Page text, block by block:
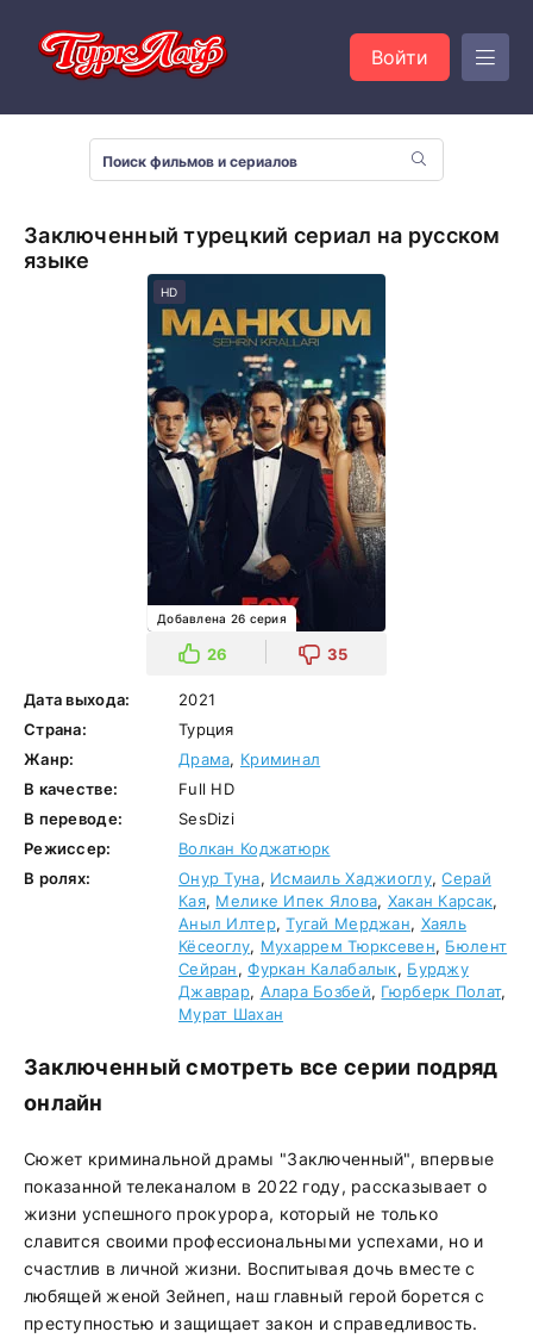
Войти
Заключенный турецкий сериал на русском
языке
HD
Добавлена 26 серия
26 35
Дата выхода:
2021
Страна:
Турция
Жанр:
Драма, Криминал
В качестве:
Full HD
В переводе:
SesDizi
Режиссер:
Волкан Коджатюрк
В ролях:
Онур Туна, Исмаиль Хаджиоглу,Серай
Кая, Мелике Ипек Ялова, Хакан Карсак,
Аныл Илтер,Тугай Мерджан, Хаяль
Кёсеоглу, Мухаррем Тюрксевен, Бюлент
Сейран,Фуркан Калабалык, Бурджу
Джаврар, Алара Бозбей, Гюрберк Полат,
Мурат Шахан
Заключенный смотреть все серии подряд
онлайн
Сюжет криминальной драмы "Заключенный", впервые
показанной телеканалом в 2022 году, рассказывает о
жизни успешного прокурора, который не только
славится своими профессиональными успехами, но и
счастлив в личной жизни. Воспитывая дочь вместе с
любящей женой Зейнеп, наш главный герой борется с
преступностью и защищает закон и справедливость.